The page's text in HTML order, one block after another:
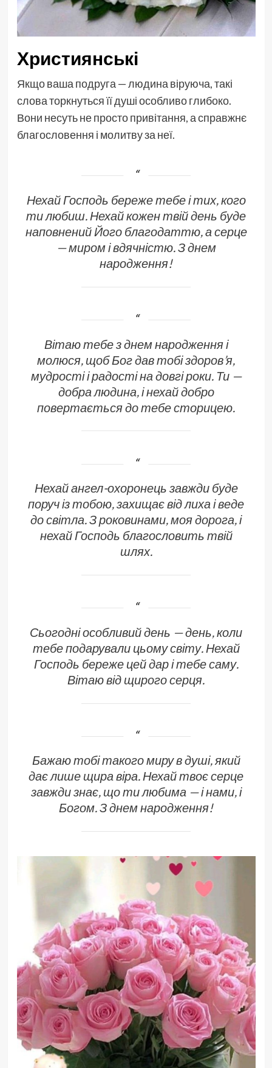
Християнські
Якщо ваша подруга — людина віруюча, такі
слова торкнуться її душі особливо глибоко.
Вони несуть не просто привітання, а справжнє
благословення і молитву за неї.
Нехай Господь береже тебе і тих, кого
ти любиш. Нехай кожен твій день буде
наповнений Його благодаттю, а серце
— миром і вдячністю. З днем
народження!
Вітаю тебе з днем народження і
молюся, щоб Бог дав тобі здоров’я,
мудрості і радості на довгі роки. Ти —
добра людина, і нехай добро
повертається до тебе сторицею.
Нехай ангел-охоронець завжди буде
поруч із тобою, захищає від лиха і веде
до світла. З роковинами, моя дорога, і
нехай Господь благословить твій
шлях.
Сьогодні особливий день — день, коли
тебе подарували цьому світу. Нехай
Господь береже цей дар і тебе саму.
Вітаю від щирого серця.
Бажаю тобі такого миру в душі, який
дає лише щира віра. Нехай твоє серце
завжди знає, що ти любима — і нами, і
Богом. З днем народження!